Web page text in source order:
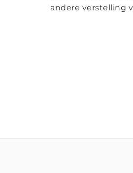
andere verstelling